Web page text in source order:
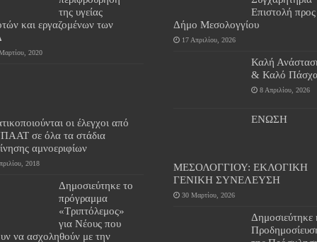
της υγείας
και εργαζομένων των
2020
οι έλεγχοι από
σε όλα τα στάδια
αμνοεριφίων
2018
Δημοσιεύτηκε το
πρόγραμμα
«Τριπτόλεμος»
για Νέους που
να ασχοληθούν με την
Επιστολή προς
Δήμο Μεσολογγίου
17 Απριλίου, 2026
Καλή
& Καλό
8 Απριλίου, 2026
ΕΝΩΣΗ
ΜΕΣΟΛΟΓΓΙΟΥ: ΕΚΛΟΓΙΚΗ
ΓΕΝΙΚΗ ΣΥΝΕΛΕΥΣΗ
30 Μαρτίου, 2026
Δημοσιεύτηκε